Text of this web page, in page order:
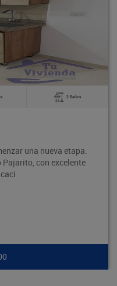
Arriendo
60 m2
Excelente
tradicional Barrio